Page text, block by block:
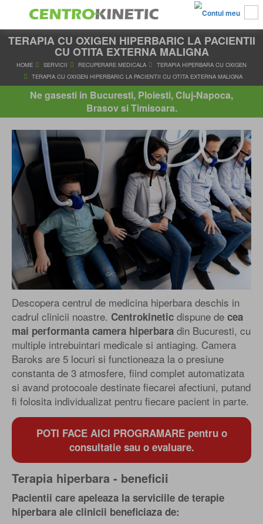
TERAPIA CU OXIGEN HIPERBARIC LA PACIENTII
CU OTITA EXTERNA MALIGNA
HOME SERVICII RECUPERARE MEDICALA
TERAPIA
TERAPIA CU OXIGEN HIPERBARIC LA PACIENTII CU OTITA
Ne gasesti in Bucuresti, Ploiesti, Cluj-Napoca,
Brasov si Timisoara.
Descopera centrul de medicina hiperbara deschis in
cadrul clinicii noastre. Centrokinetic dispune de cea
mai performanta camera hiperbara din Bucuresti, cu
multiple intrebuintari medicale si antiaging. Camera
Baroks are 5 locuri si functioneaza la o presiune
constanta de 3 atmosfere, fiind complet automatizata
si avand protocoale destinate fiecarei afectiuni, putand
fi folosita individualizat pentru fiecare pacient in parte.
POTI FACE AICI PROGRAMARE pentru o
consultatie sau o evaluare.
Terapia hiperbara - beneficii
Pacientii care apeleaza la serviciile de terapie
hiperbara ale clinicii beneficiaza de: